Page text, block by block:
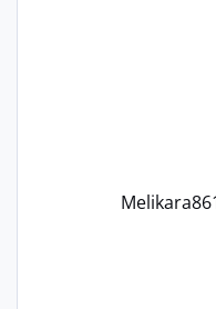
Melikara86